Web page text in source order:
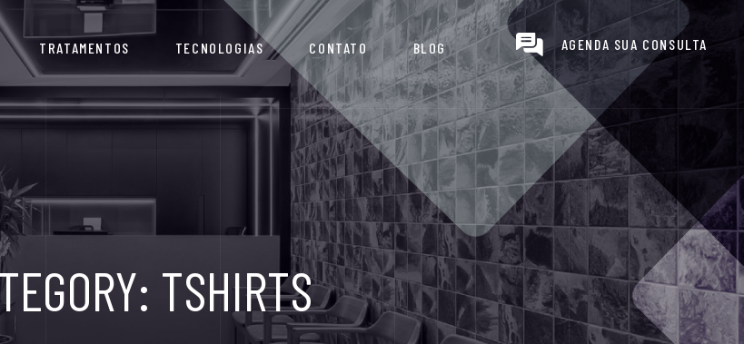
TRATAMENTOS TECNOLOGIAS CONTATO BLOG AGENDA SUA CONSULTA
TSHIRTS